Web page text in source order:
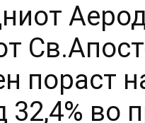
пораст
32,4% во